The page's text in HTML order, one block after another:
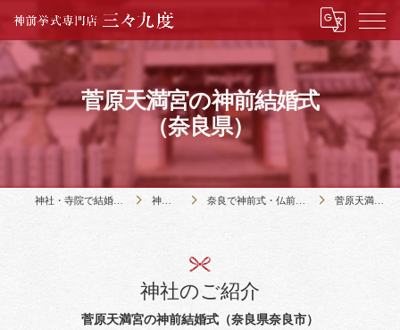
菅原天満宮の神前結婚式
（奈良県）
神社・寺院で結婚式のことなら神前挙式専門店三々九度 神社・寺院の紹介 奈良で神前式・仏前式のできる15社寺の紹介｜三々九度・奈良 菅原天満宮の神前結婚式（奈良県）
菅原天満宮の神前結婚式（奈良県奈良市）
神社のご紹介